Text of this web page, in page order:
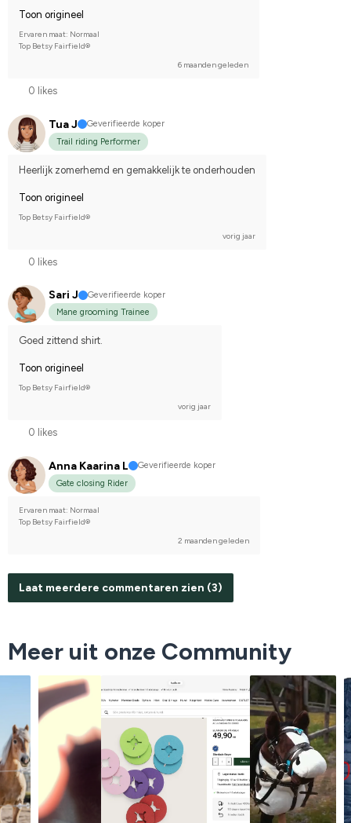
Toon origineel
Ervaren maat: Normaal
Top Betsy Fairfield®
6 maanden geleden
0 likes
Tua J
Geverifieerde koper
Trail riding Performer
Heerlijk zomerhemd en gemakkelijk te onderhouden
Toon origineel
Top Betsy Fairfield®
vorig jaar
0 likes
Sari J
Geverifieerde koper
Mane grooming Trainee
Goed zittend shirt.
Toon origineel
Top Betsy Fairfield®
vorig jaar
0 likes
Anna Kaarina L
Geverifieerde koper
Gate closing Rider
Ervaren maat: Normaal
Top Betsy Fairfield®
2 maanden geleden
Laat meerdere commentaren zien (3)
Meer uit onze Community